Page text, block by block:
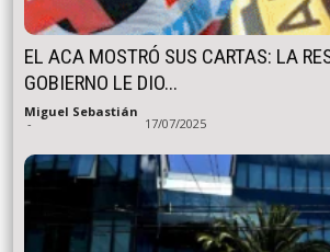
EL ACA MOSTRÓ SUS CARTAS: LA
GOBIERNO LE DIO...
Miguel Sebastián
- 17/07/2025